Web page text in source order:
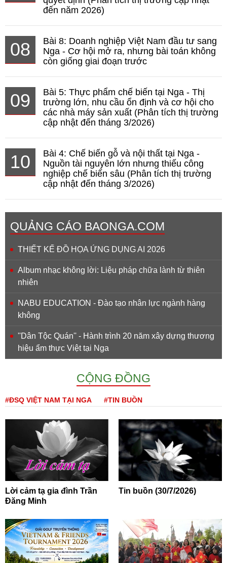
đến năm 2026)
08
Bài 8: Doanh nghiệp Việt Nam đầu tư sang
Nga - Cơ hội mở ra, nhưng bài toán không
còn giống giai đoạn trước
09
Bài 5: Thực phẩm chế biến tại Nga - Thị
trường lớn, nhu cầu ổn định và cơ hội cho
các nhà máy sản xuất (Phân tích thị trường
cập nhật đến tháng 3/2026)
10
Bài 4: Chế biến gỗ và nội thất tại Nga -
Nguồn tài nguyên lớn nhưng thiếu công
nghiệp chế biến sâu (Phân tích thị trường
cập nhật đến tháng 3/2026)
QUẢNG CÁO BAONGA.COM
THIẾT KẾ ĐỒ HỌA ỨNG DỤNG AI 2026
Album nhạc không lời: Liệu pháp chữa lành từ thiên
nhiên
NABU EDUCATION - Đào tạo nhân lực ngành hàng
không
''Dân Tộc Quán'' - Hành trình 20 năm xây dựng thương
hiệu ẩm thực Việt tại Nga
CỘNG ĐỒNG
#ĐSQ VIỆT NAM TẠI NGA #TIN BUỒN
Lời cảm tạ gia đình Trần
Đăng Minh
Tin buồn (30/7/2026)